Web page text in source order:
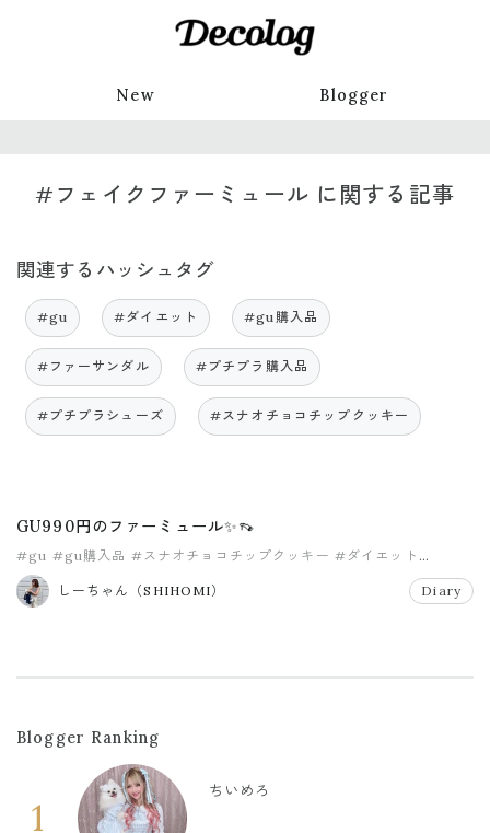
New Blogger
#フェイクファーミュール に関する記事
関連するハッシュタグ
#gu #ダイエット #gu購入品
#ファーサンダル #プチプラ購入品
#プチプラシューズ #スナオチョコチップクッキー
GU990円のファーミュール✨👡
#gu #gu購入品 #スナオチョコチップクッキー #ダイエット
#ファーサンダル
しーちゃん（SHIHOMI）
Diary
Blogger Ranking
1
ちいめろ